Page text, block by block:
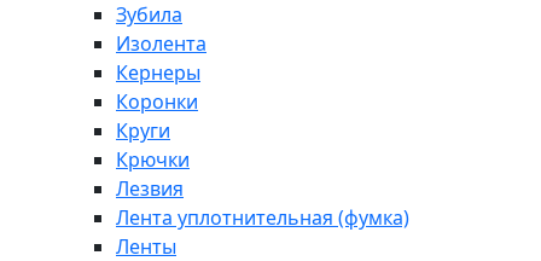
Зубила
Изолента
Кернеры
Коронки
Круги
Крючки
Лезвия
Лента уплотнительная (фумка)
Ленты